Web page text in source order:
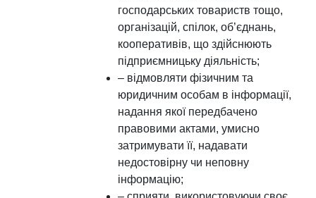
господарських товариств тощо,
організацій, спілок, об’єднань,
кооперативів, що здійснюють
підприємницьку діяльність;
– відмовляти фізичним та
юридичним особам в інформації,
надання якої передбачено
правовими актами, умисно
затримувати її, надавати
недостовірну чи неповну
інформацію;